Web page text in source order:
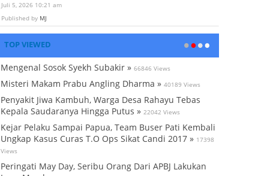
Juli 5, 2026 10:21 am
Published by MJ
TOP VIEWED
Mengenal Sosok Syekh Subakir » 66846 Views
Misteri Makam Prabu Angling Dharma » 40189 Views
Penyakit Jiwa Kambuh, Warga Desa Rahayu Tebas
Kepala Saudaranya Hingga Putus » 22042 Views
Kejar Pelaku Sampai Papua, Team Buser Pati Kembali
Ungkap Kasus Curas T.O Ops Sikat Candi 2017 » 17398
Views
Peringati May Day, Seribu Orang Dari APBJ Lakukan